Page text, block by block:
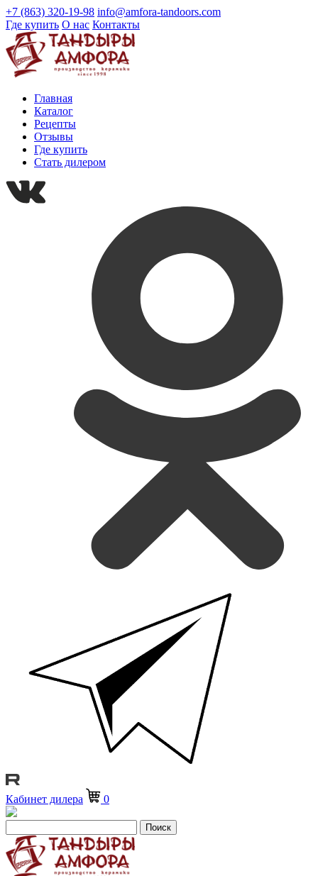
+7 (863) 320-19-98 info@amfora-tandoors.com
Где купить О нас Контакты
Главная
Каталог
Рецепты
Отзывы
Где купить
Стать дилером
Кабинет дилера 0
Поиск